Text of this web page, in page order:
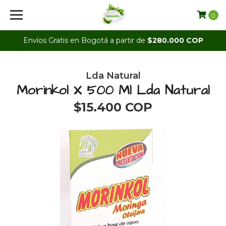
Envíos Gratis en Bogotá a partir de $280.000 COP
0
Lda Natural
Morinkol X 500 Ml Lda Natural
$15.400 COP